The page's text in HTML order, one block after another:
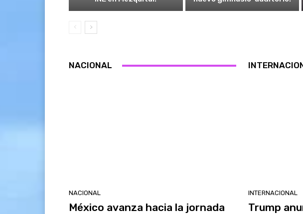
NACIONAL
NACIONAL
México avanza hacia la jornada
INTERNACIONAL
Trump